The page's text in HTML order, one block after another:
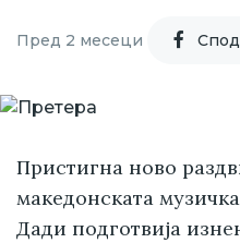
Пред 2 месеци
Пристигна ново
македонската
Дади подготвија